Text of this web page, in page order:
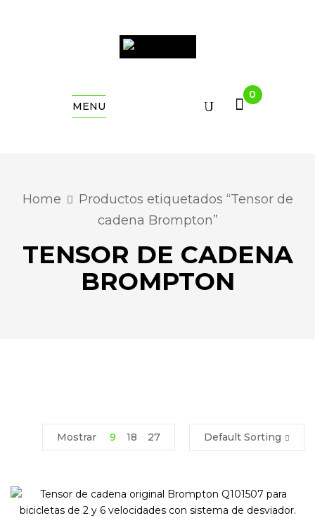
MENU
0
Home
Productos etiquetados “Tensor de
cadena Brompton”
TENSOR DE CADENA
BROMPTON
Default Sorting
Mostrar 9 18 27